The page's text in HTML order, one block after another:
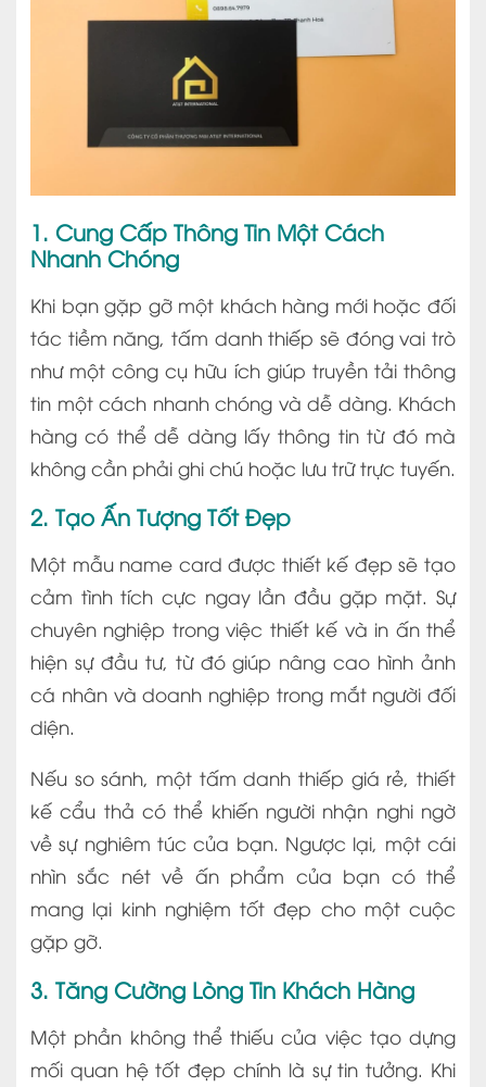
1. Cung Cấp Thông Tin Một Cách
Nhanh Chóng
Khi bạn gặp gỡ một khách hàng mới hoặc đối
tác tiềm năng, tấm danh thiếp sẽ đóng vai trò
như một công cụ hữu ích giúp truyền tải thông
tin một cách nhanh chóng và dễ dàng. Khách
hàng có thể dễ dàng lấy thông tin từ đó mà
không cần phải ghi chú hoặc lưu trữ trực tuyến.
2. Tạo Ấn Tượng Tốt Đẹp
Một mẫu name card được thiết kế đẹp sẽ tạo
cảm tình tích cực ngay lần đầu gặp mặt. Sự
chuyên nghiệp trong việc thiết kế và in ấn thể
hiện sự đầu tư, từ đó giúp nâng cao hình ảnh
cá nhân và doanh nghiệp trong mắt người đối
diện.
Nếu so sánh, một tấm danh thiếp giá rẻ, thiết
kế cẩu thả có thể khiến người nhận nghi ngờ
về sự nghiêm túc của bạn. Ngược lại, một cái
nhìn sắc nét về ấn phẩm của bạn có thể
mang lại kinh nghiệm tốt đẹp cho một cuộc
gặp gỡ.
3. Tăng Cường Lòng Tin Khách Hàng
Một phần không thể thiếu của việc tạo dựng
mối quan hệ tốt đẹp chính là sự tin tưởng. Khi